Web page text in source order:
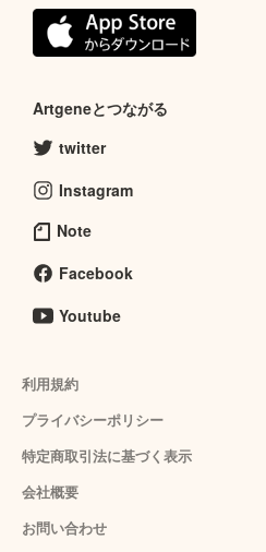
Artgeneとつながる
twitter
Instagram
Note
Facebook
Youtube
利用規約
プライバシーポリシー
特定商取引法に基づく表示
会社概要
お問い合わせ